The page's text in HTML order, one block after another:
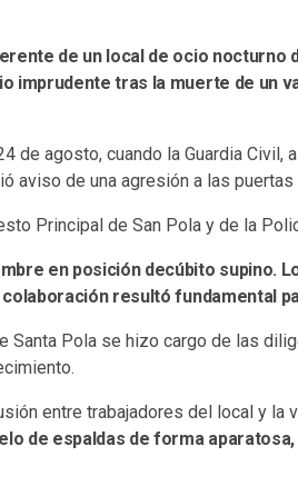
de un local de ocio nocturno
imprudente tras la muerte de un
de agosto, cuando la Guardia Civil,
aviso de una agresión a las
Principal de San Pola y de la
en posición decúbito supino.
resultó fundamental
Santa Pola se hizo cargo de las
entre trabajadores del local y la
de espaldas de forma